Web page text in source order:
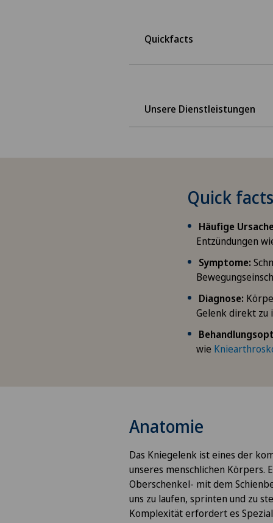
Quickfacts
Unsere Dienstleistungen
Quick facts
Häufige
Entzündungen
Symptome:
Diagnose:
Gelenk direkt zu
wie
Anatomie
Das Kniegelenk ist eines der
unseres menschlichen Körpers.
Oberschenkel- mit dem
uns zu laufen, sprinten und zu
Komplexität erfordert es